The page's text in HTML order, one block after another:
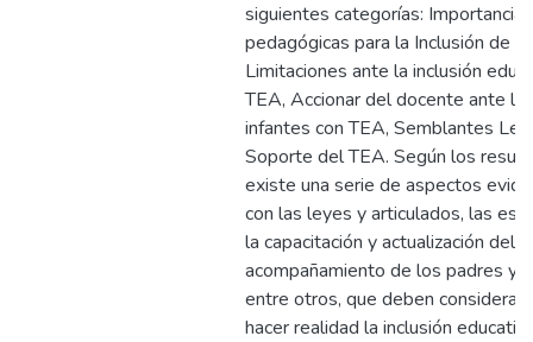
siguientes categorías:
pedagógicas para la Inclusión de
Limitaciones ante la inclusión
TEA, Accionar del docente ante la
infantes con TEA, Semblantes
Soporte del TEA. Según los
existe una serie de aspectos
con las leyes y articulados, las
la capacitación y actualización del
acompañamiento de los padres y
entre otros, que deben
hacer realidad la inclusión